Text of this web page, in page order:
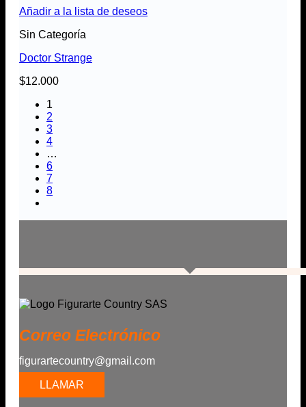
Añadir a la lista de deseos
Sin Categoría
Doctor Strange
$12.000
1
2
3
4
…
6
7
8
Correo Electrónico
figurartecountry@gmail.com
LLAMAR